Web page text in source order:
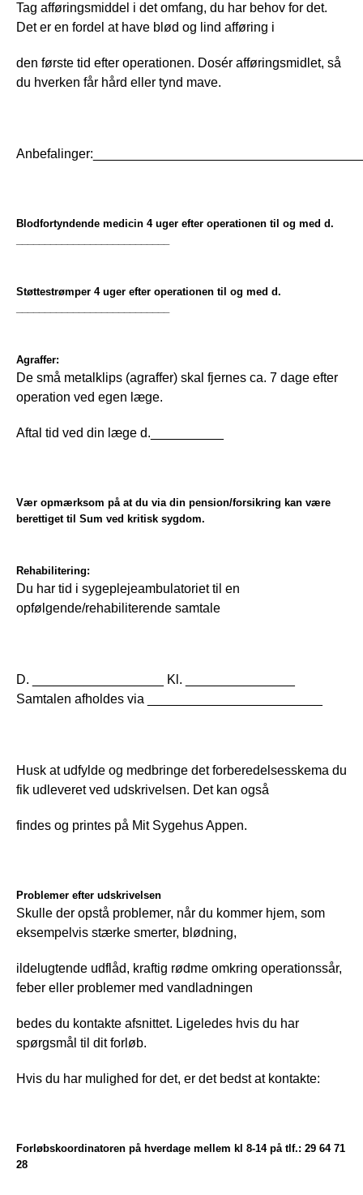
Tag afføringsmiddel i det omfang, du har behov for det.
Det er en fordel at have blød og lind afføring i
den første tid efter operationen. Dosér afføringsmidlet, så
du hverken får hård eller tynd mave.
Blodfortyndende medicin 4 uger efter operationen til og med d.
Støttestrømper 4 uger efter operationen til og med d.
Agraffer:
De små metalklips (agraffer) skal fjernes ca. 7 dage efter
operation ved egen læge.
Aftal tid ved din læge d.__________
Vær opmærksom på at du via din pension/forsikring kan være
berettiget til Sum ved kritisk sygdom.
Rehabilitering:
Du har tid i sygeplejeambulatoriet til en
opfølgende/rehabiliterende samtale
D. __________________ Kl. _______________
Samtalen afholdes via ________________________
Husk at udfylde og medbringe det forberedelsesskema du
fik udleveret ved udskrivelsen. Det kan også
findes og printes på Mit Sygehus Appen.
Problemer efter udskrivelsen
Skulle der opstå problemer, når du kommer hjem, som
eksempelvis stærke smerter, blødning,
ildelugtende udflåd, kraftig rødme omkring operationssår,
feber eller problemer med vandladningen
bedes du kontakte afsnittet. Ligeledes hvis du har
spørgsmål til dit forløb.
Hvis du har mulighed for det, er det bedst at kontakte:
Forløbskoordinatoren på hverdage mellem kl 8-14 på tlf.: 29 64 71
28